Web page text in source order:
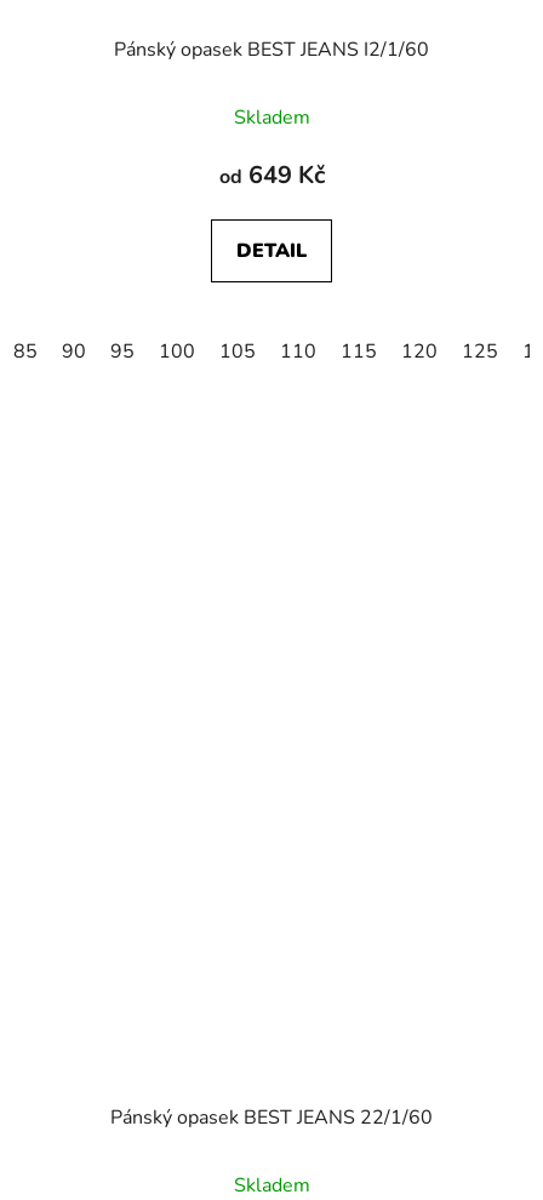
Pánský opasek BEST JEANS I2/1/60
Skladem
od 649 Kč
DETAIL
85 90 95 100 105 110 115 120 125
Pánský opasek BEST JEANS 22/1/60
Skladem